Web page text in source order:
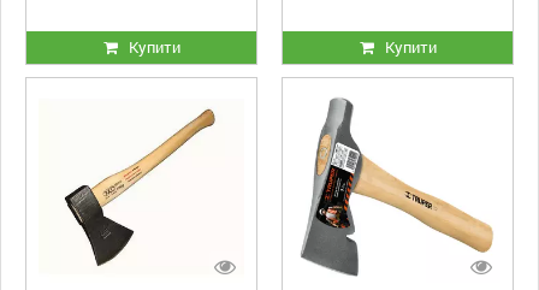
Купити Купити